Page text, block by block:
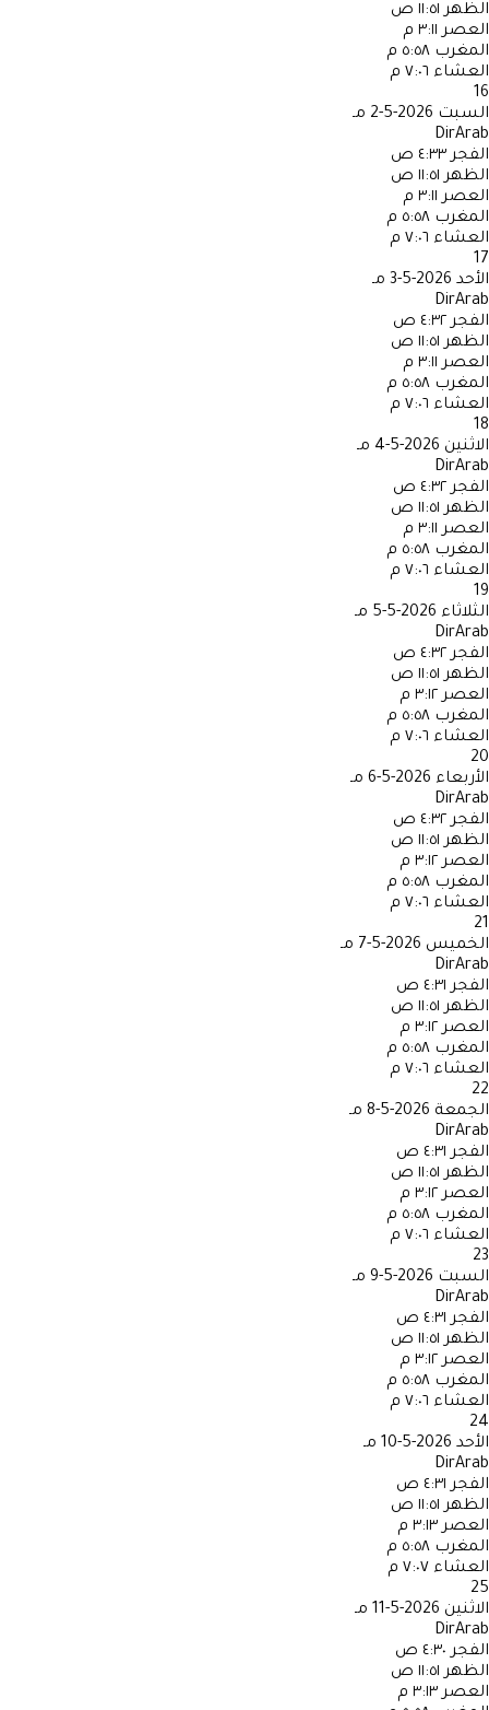
الظهر ١١:٥١ ص
العصر ٣:١١ م
المغرب ٥:٥٨ م
العشاء ٧:٠٦ م
16
السبت 2026-5-2 مـ
DirArab
الفجر ٤:٣٣ ص
الظهر ١١:٥١ ص
العصر ٣:١١ م
المغرب ٥:٥٨ م
العشاء ٧:٠٦ م
17
الأحد 2026-5-3 مـ
DirArab
الفجر ٤:٣٢ ص
الظهر ١١:٥١ ص
العصر ٣:١١ م
المغرب ٥:٥٨ م
العشاء ٧:٠٦ م
18
الاثنين 2026-5-4 مـ
DirArab
الفجر ٤:٣٢ ص
الظهر ١١:٥١ ص
العصر ٣:١١ م
المغرب ٥:٥٨ م
العشاء ٧:٠٦ م
19
الثلاثاء 2026-5-5 مـ
DirArab
الفجر ٤:٣٢ ص
الظهر ١١:٥١ ص
العصر ٣:١٢ م
المغرب ٥:٥٨ م
العشاء ٧:٠٦ م
20
الأربعاء 2026-5-6 مـ
DirArab
الفجر ٤:٣٢ ص
الظهر ١١:٥١ ص
العصر ٣:١٢ م
المغرب ٥:٥٨ م
العشاء ٧:٠٦ م
21
الخميس 2026-5-7 مـ
DirArab
الفجر ٤:٣١ ص
الظهر ١١:٥١ ص
العصر ٣:١٢ م
المغرب ٥:٥٨ م
العشاء ٧:٠٦ م
22
الجمعة 2026-5-8 مـ
DirArab
الفجر ٤:٣١ ص
الظهر ١١:٥١ ص
العصر ٣:١٢ م
المغرب ٥:٥٨ م
العشاء ٧:٠٦ م
23
السبت 2026-5-9 مـ
DirArab
الفجر ٤:٣١ ص
الظهر ١١:٥١ ص
العصر ٣:١٢ م
المغرب ٥:٥٨ م
العشاء ٧:٠٦ م
24
الأحد 2026-5-10 مـ
DirArab
الفجر ٤:٣١ ص
الظهر ١١:٥١ ص
العصر ٣:١٣ م
المغرب ٥:٥٨ م
العشاء ٧:٠٧ م
25
الاثنين 2026-5-11 مـ
DirArab
الفجر ٤:٣٠ ص
الظهر ١١:٥١ ص
العصر ٣:١٣ م